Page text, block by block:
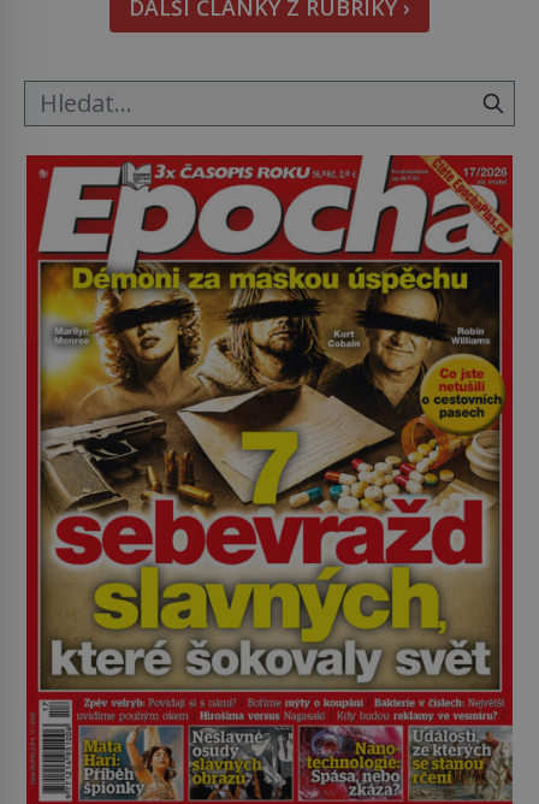
metody jsou překvapivě promyšlené a některé
principy používají chirurgové dodnes. Úplně první
DALŠÍ ČLÁNKY Z RUBRIKY ›